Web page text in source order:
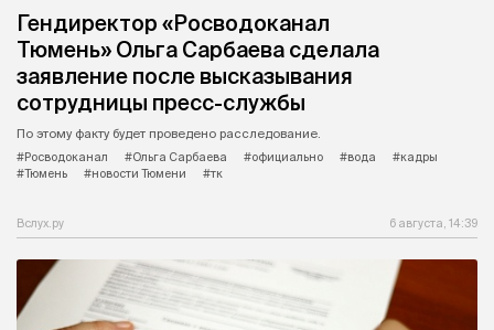
Гендиректор «Росводоканал
Тюмень» Ольга Сарбаева сделала
заявление после высказывания
сотрудницы пресс-службы
По этому факту будет проведено расследование.
#Росводоканал
#Ольга Сарбаева #официально #вода
#кадры
#Тюмень
#новости Тюмени #тк
Вслух.ру 6 августа, 14:39